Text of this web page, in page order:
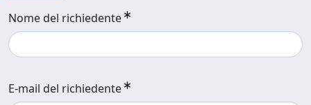
Nome del richiedente
E-mail del richiedente